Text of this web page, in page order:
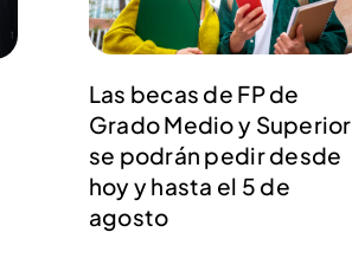
Las becas de FP de
Grado Medio y Superior
se podrán pedir desde
hoy y hasta el 5 de
agosto